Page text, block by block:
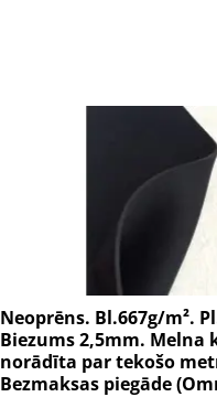
Neoprēns. Bl.667g/m².
Biezums 2,5mm. Melna
norādīta par tekošo
Bezmaksas piegāde